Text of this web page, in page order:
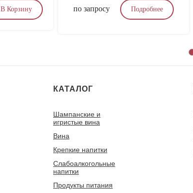
В Корзину по запросу Подробнее
КАТАЛОГ
Шампанские и
игристые вина
Вина
Крепкие напитки
Слабоалкогольные
напитки
Продукты питания